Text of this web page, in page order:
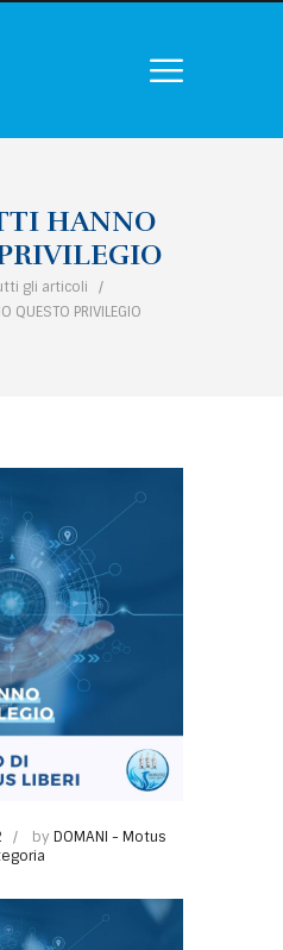
HANNO
gli articoli
QUESTO PRIVILEGIO
by DOMANI - Motus